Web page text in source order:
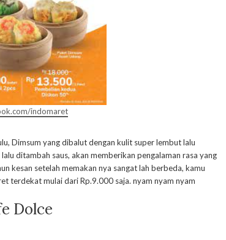
indomaret
Dimsum yang dibalut dengan kulit super lembut lalu
ditambah saus, akan memberikan pengalaman rasa yang
kesan setelah memakan nya sangat lah berbeda, kamu
terdekat mulai dari Rp.9.000 saja. nyam nyam nyam
Dolce